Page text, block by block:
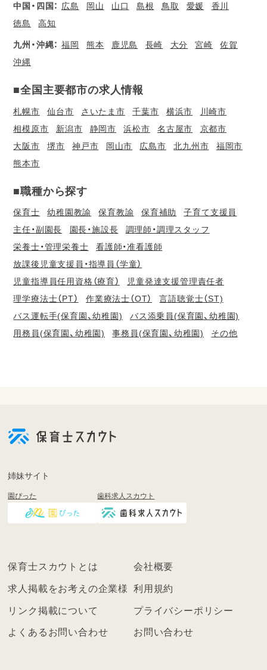
中国・四国： 広島 岡山 山口 島根 鳥取 愛媛
香川
徳島
高知
九州・沖縄： 福岡 熊本 鹿児島 長崎 大分 宮崎
佐賀
沖縄
■全国主要都市の求人情報
札幌市 仙台市 さいたま市 千葉市 横浜市
川崎市
相模原市
新潟市 静岡市 浜松市 名古屋市
京都市
大阪市
堺市 神戸市 岡山市 広島市 北九州市
福岡市
熊本市
■職種から探す
保育士 幼稚園教諭 保育教諭 保育補助
子育て支援員
主任・副園長
園長・施設長
調理師・調理スタッフ
栄養士・管理栄養士
看護師・准看護師
放課後児童支援員・指導員（学童）
児童指導員任用資格（療育）
児童発達支援管理責任者
理学療法士（PT）
作業療法士（OT）
言語聴覚士（ST)
バス運転手(保育園、幼稚園)
バス添乗員(保育園、幼稚園)
用務員(保育園、幼稚園)
事務員(保育園、幼稚園) その他
登
く
ン
姉妹サイト
園ぴった 歯科求人スカウト
保育士スカウトとは 会社概要
求人掲載をお考えの企業様 利用規約
リンク掲載について プライバシーポリシー
よくあるお問い合わせ お問い合わせ